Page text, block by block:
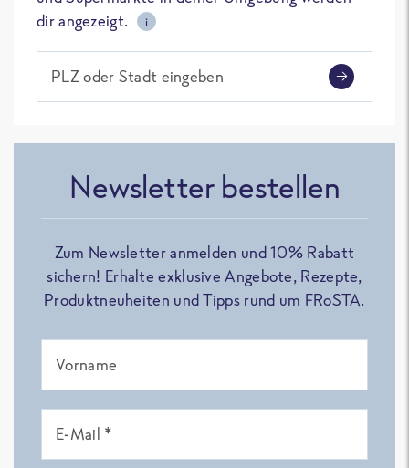
dir angezeigt.
i
PLZ oder Stadt eingeben
Newsletter bestellen
Zum Newsletter anmelden und 10% Rabatt
sichern! Erhalte exklusive Angebote, Rezepte,
Produktneuheiten und Tipps rund um FRoSTA.
Vorname
E-Mail *